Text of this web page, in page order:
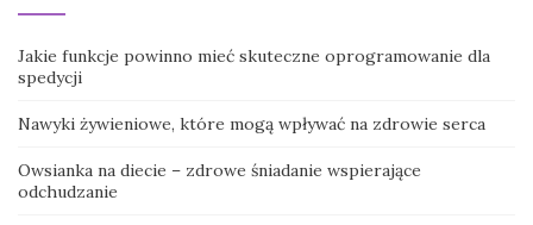
Jakie funkcje powinno mieć skuteczne oprogramowanie dla
spedycji
Nawyki żywieniowe, które mogą wpływać na zdrowie serca
Owsianka na diecie – zdrowe śniadanie wspierające
odchudzanie